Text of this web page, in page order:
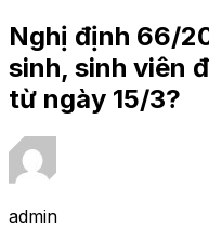
Nghị định 66/
sinh, sinh viên
từ ngày 15/3?
admin